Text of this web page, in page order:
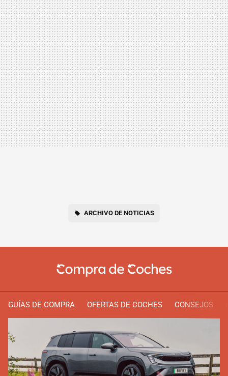
ARCHIVO DE NOTICIAS
GUÍAS DE COMPRA OFERTAS DE COCHES CONSEJOS